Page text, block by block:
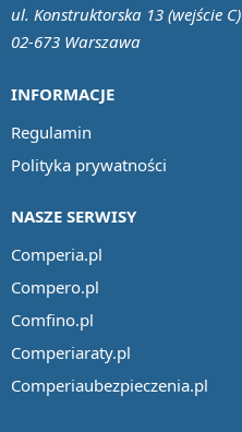
INFORMACJE
Regulamin
Polityka prywatności
NASZE SERWISY
Comperia.pl
Compero.pl
Comfino.pl
Comperiaraty.pl
Comperiaubezpieczenia.pl
ul. Konstruktorska 13 (wejście C)
02-673 Warszawa